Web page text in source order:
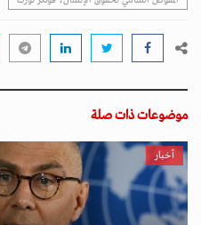
موضوعات ذات صلة
أخبار